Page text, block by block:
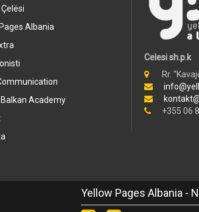
Albania
Academy
Celesi sh.p.k
Rr.
+355 06
Yellow Pages Albania -